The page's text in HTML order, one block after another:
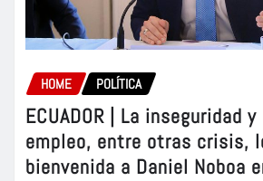
HOME POLÍTICA
ECUADOR | La inseguridad
empleo, entre otras crisis,
bienvenida a Daniel Noboa